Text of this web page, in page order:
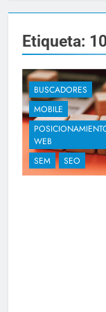
Etiqueta:
BUSCADORES
MOBILE
WEB
SEM
SEO